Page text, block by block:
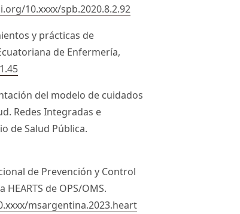
10.xxxx/spb.2020.8.2.92
y prácticas de
de Enfermería,
del modelo de cuidados
Redes Integradas e
de Salud Pública.
de Prevención y Control
de OPS/OMS.
msargentina.2023.heart